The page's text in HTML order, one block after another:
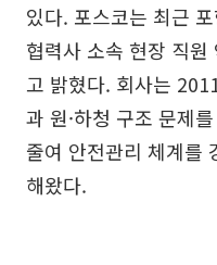
있다. 포스코는 최근
협력사 소속 현장 직
고 밝혔다. 회사는
과 원·하청 구조 문제
줄여 안전관리 체계를
해왔다.